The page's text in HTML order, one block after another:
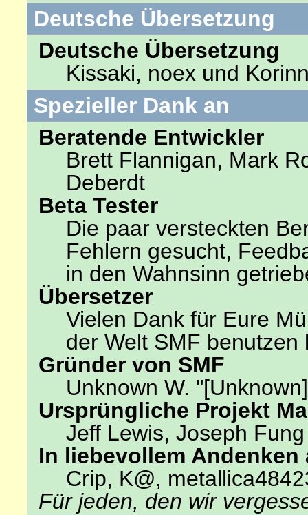
Deutsche Übersetzung
Deutsche Übersetzung
Kissaki, noex und
Spezieller Dank an
Beratende Entwickler
Brett Flannigan, Mark
Deberdt
Beta Tester
Die paar versteckten
Fehlern gesucht,
in den Wahnsinn
Übersetzer
Vielen Dank für Eure
der Welt SMF benutzen
Gründer von SMF
Unknown W.
Ursprüngliche Projekt
Jeff Lewis, Joseph
In liebevollem Andenken
Crip, K@,
Für jeden, den wir